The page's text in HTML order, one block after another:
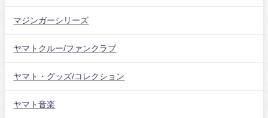
マジンガーシリーズ
ヤマトクルー/ファンクラブ
ヤマト・グッズ/コレクション
ヤマト音楽